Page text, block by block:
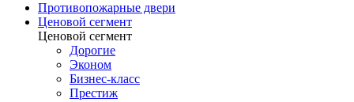
Противопожарные двери
Ценовой сегмент
Ценовой сегмент
Дорогие
Эконом
Бизнес-класс
Престиж